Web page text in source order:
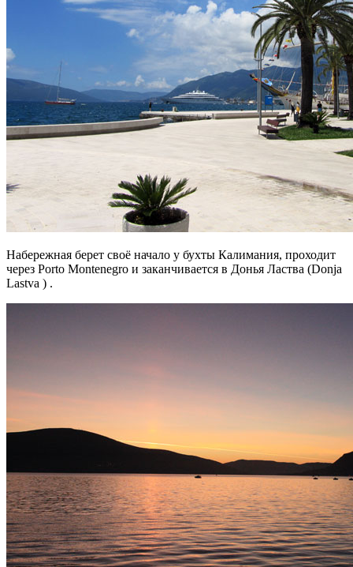
Набережная берет своё начало у бухты Калимания, проходит
через Porto Montenegro и заканчивается в Донья Ластва (Donja
Lastva ) .